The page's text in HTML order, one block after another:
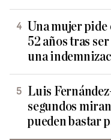
Una mujer pide
52 años tras
una
Luis
segundos
pueden bastar